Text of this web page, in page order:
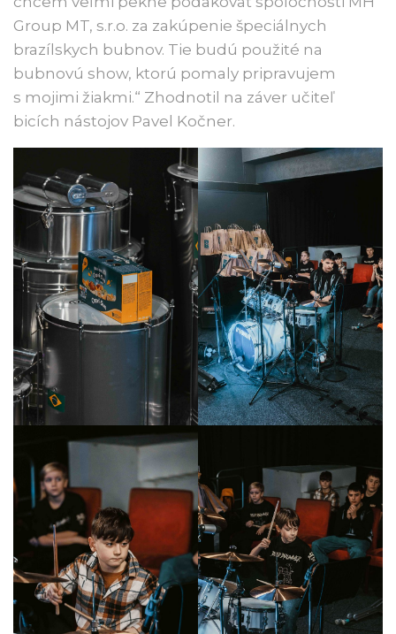
Group MT, s.r.o. za zakúpenie špeciálnych
brazílskych bubnov. Tie budú použité na
bubnovú show, ktorú pomaly pripravujem
s mojimi žiakmi.“ Zhodnotil na záver učiteľ
bicích nástojov Pavel Kočner.